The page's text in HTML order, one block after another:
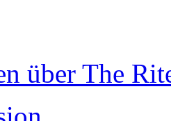
über The